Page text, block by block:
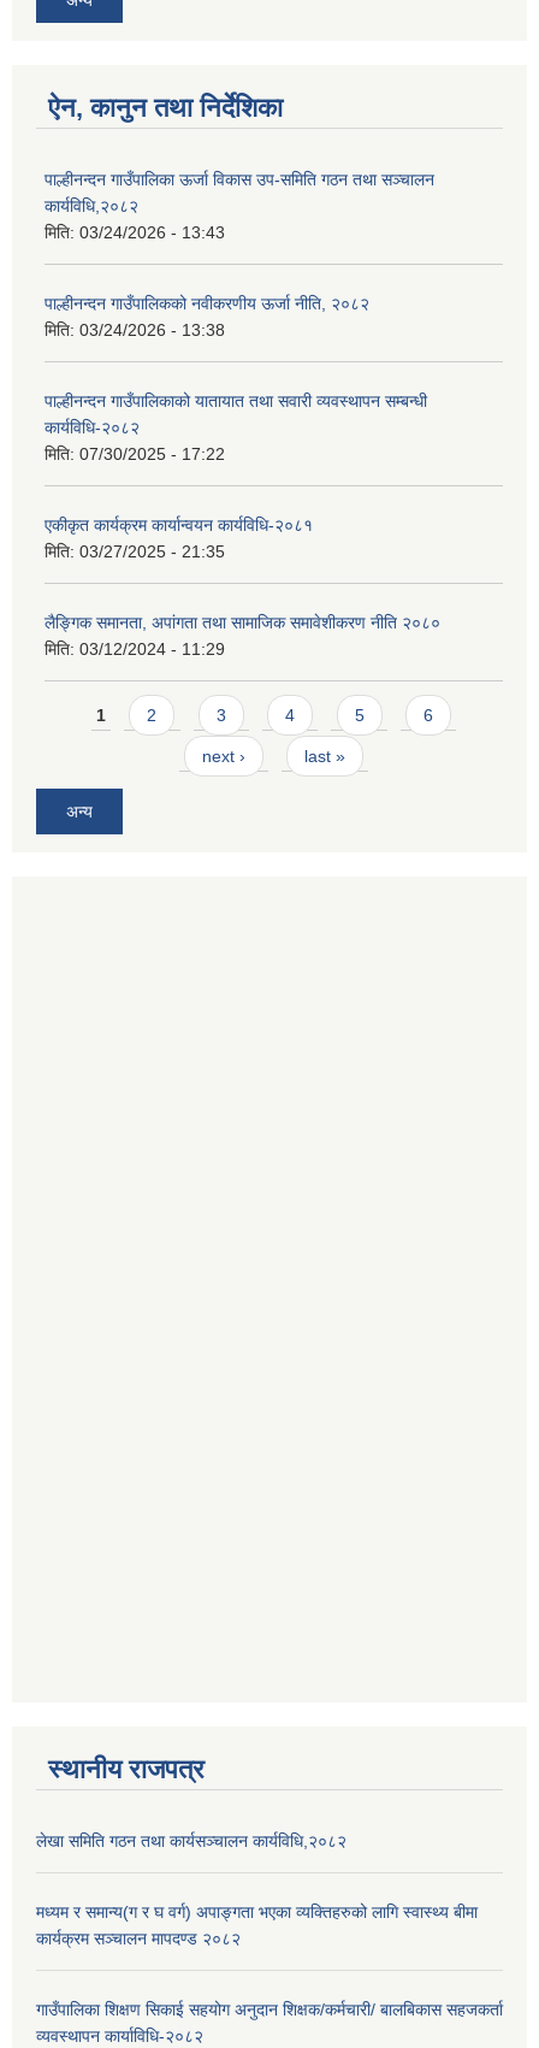
ऐन, कानुन तथा निर्देशिका
पाल्हीनन्दन गाउँपालिका ऊर्जा विकास उप-समिति गठन तथा सञ्चालन
कार्यविधि,२०८२
मिति: 03/24/2026 - 13:43
पाल्हीनन्दन गाउँपालिकको नवीकरणीय ऊर्जा नीति, २०८२
मिति: 03/24/2026 - 13:38
पाल्हीनन्दन गाउँपालिकाको यातायात तथा सवारी व्यवस्थापन सम्बन्धी
कार्यविधि-२०८२
मिति: 07/30/2025 - 17:22
एकीकृत कार्यक्रम कार्यान्वयन कार्यविधि-२०८१
मिति: 03/27/2025 - 21:35
लैङ्गिक समानता, अपांगता तथा सामाजिक समावेशीकरण नीति २०८०
मिति: 03/12/2024 - 11:29
Pages
1 2 3 4 5 6
next › last »
अन्य
स्थानीय राजपत्र
लेखा समिति गठन तथा कार्यसञ्चालन कार्यविधि,२०८२
मध्यम र समान्य(ग र घ वर्ग) अपाङ्गता भएका व्यक्तिहरुको लागि स्वास्थ्य बीमा
कार्यक्रम सञ्चालन मापदण्ड २०८२
गाउँपालिका शिक्षण सिकाई सहयोग अनुदान शिक्षक/कर्मचारी/ बालबिकास सहजकर्ता
व्यवस्थापन कार्याविधि-२०८२